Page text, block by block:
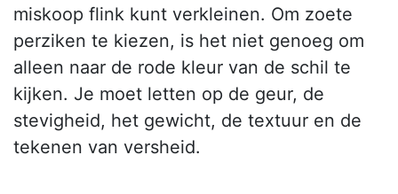
miskoop flink kunt verkleinen. Om zoete
perziken te kiezen, is het niet genoeg om
alleen naar de rode kleur van de schil te
kijken. Je moet letten op de geur, de
stevigheid, het gewicht, de textuur en de
tekenen van versheid.